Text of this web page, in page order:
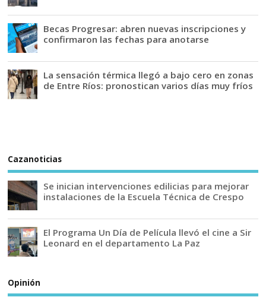
Becas Progresar: abren nuevas inscripciones y
confirmaron las fechas para anotarse
La sensación térmica llegó a bajo cero en zonas
de Entre Ríos: pronostican varios días muy fríos
Cazanoticias
Se inician intervenciones edilicias para mejorar
instalaciones de la Escuela Técnica de Crespo
El Programa Un Día de Película llevó el cine a Sir
Leonard en el departamento La Paz
Opinión